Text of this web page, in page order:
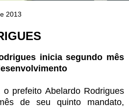
2013
inicia segundo mês
o prefeito Abelardo Rodrigues
de seu quinto mandato,